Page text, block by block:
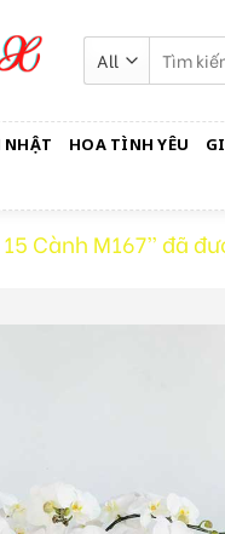
kiếm:
NHẬT HOA TÌNH YÊU
Cành M167” đã